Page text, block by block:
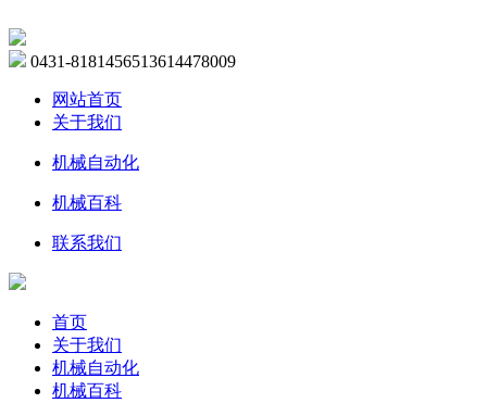
0431-8181456513614478009
网站首页
关于我们
机械自动化
机械百科
联系我们
首页
关于我们
机械自动化
机械百科